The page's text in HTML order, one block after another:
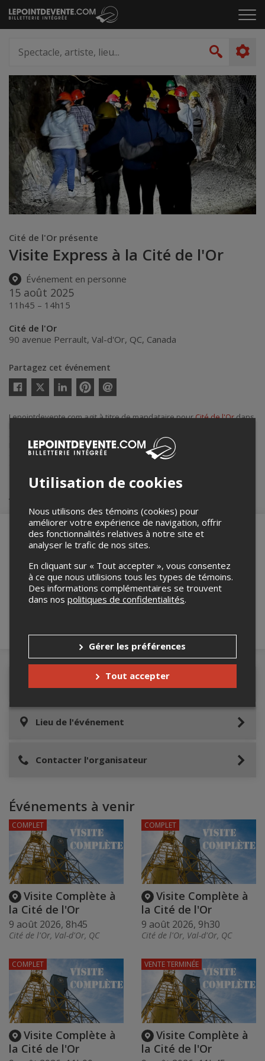
Passer
au
le
artiste,
lieu...
Cité de l'Or présente
Visite Express à la Cité de l'Or
Événement en personne
15 août 2025
11h45 – 14h15
Cité de l'Or
90 avenue Perrault, Val-d'Or, QC, Canada
Partagez cet événement
Twitter
courriel
Lepointdevente.com agit à titre de mandataire pourCité de l'Ordans
Pour plus d’information à propos de cet événement, veuillez
contacter l’organisateur de l’événement,Cité de l'Or
Achat de billets
Merci de confirmer que vous n'êtes pas un
robot ci-bas.
Lieu de l'événement
Contacter l'organisateur
Événements à venir
Visite Complète à
la Cité de l'Or
9 août 2026, 8h45
Cité de l'Or, Val-d'Or, QC
COMPLET
Visite Complète à
la Cité de l'Or
9 août 2026, 9h30
Cité de l'Or, Val-d'Or, QC
COMPLET
Visite Complète à
la Cité de l'Or
COMPLET
Visite Complète à
la Cité de l'Or
VENTE TERMINÉE
Utilisation de cookies
Nous utilisons des témoins (cookies) pour
améliorer votre expérience de navigation, offrir
des fonctionnalités relatives à notre site et
analyser le trafic de nos sites.
En cliquant sur « Tout accepter », vous consentez
à ce que nous utilisions tous les types de témoins.
Des informations complémentaires se trouvent
dans nos politiques de confidentialités.
Gérer les préférences
Tout accepter